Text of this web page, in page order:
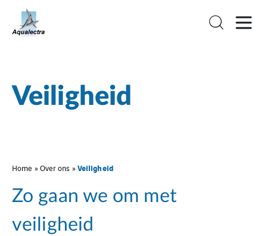
Veiligheid
Home »Over ons »Veiligheid
Zo gaan we om met
veiligheid